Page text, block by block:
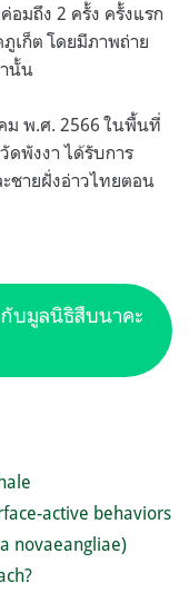
อมถึง 2 ครั้ง ครั้งแรก
เก็ต โดยมีภาพถ่าย
นั้น
ม พ.ศ. 2566 ในพื้นที่
ดพังงา ได้รับการ
ชายฝั่งอ่าวไทยตอน
บมูลนิธิสืบนาคะ
active behaviors
novaeangliae)